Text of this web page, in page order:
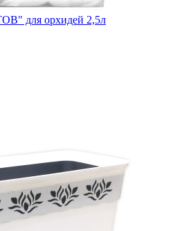
для орхидей 2,5л